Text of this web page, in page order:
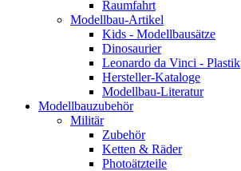
Raumfahrt
Modellbau-Artikel
Kids - Modellbausätze
Dinosaurier
Leonardo da Vinci - Plastik
Hersteller-Kataloge
Modellbau-Literatur
Modellbauzubehör
Militär
Zubehör
Ketten & Räder
Photoätzteile